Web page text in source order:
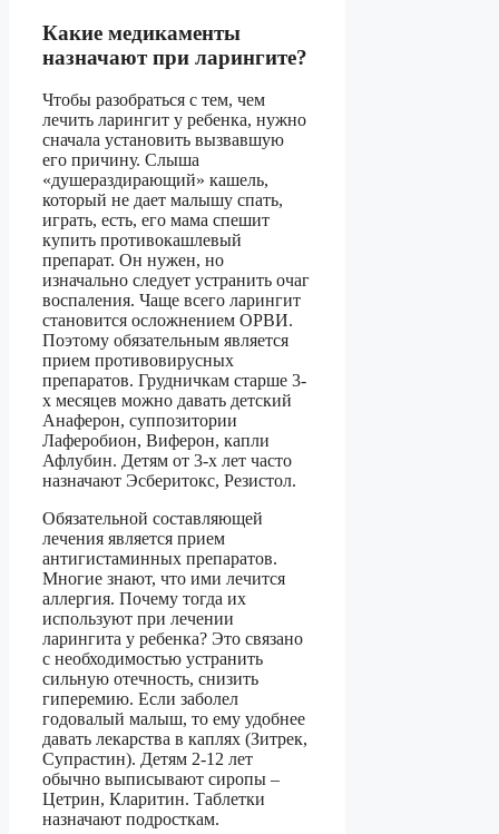
Какие медикаменты
назначают при ларингите?
Чтобы разобраться с тем, чем
лечить ларингит у ребенка, нужно
сначала установить вызвавшую
его причину. Слыша
«душераздирающий» кашель,
который не дает малышу спать,
играть, есть, его мама спешит
купить противокашлевый
препарат. Он нужен, но
изначально следует устранить очаг
воспаления. Чаще всего ларингит
становится осложнением ОРВИ.
Поэтому обязательным является
прием противовирусных
препаратов. Грудничкам старше 3-
х месяцев можно давать детский
Анаферон, суппозитории
Лаферобион, Виферон, капли
Афлубин. Детям от 3-х лет часто
назначают Эсберитокс, Резистол.
Обязательной составляющей
лечения является прием
антигистаминных препаратов.
Многие знают, что ими лечится
аллергия. Почему тогда их
используют при лечении
ларингита у ребенка? Это связано
с необходимостью устранить
сильную отечность, снизить
гиперемию. Если заболел
годовалый малыш, то ему удобнее
давать лекарства в каплях (Зитрек,
Супрастин). Детям 2-12 лет
обычно выписывают сиропы –
Цетрин, Кларитин. Таблетки
назначают подросткам.